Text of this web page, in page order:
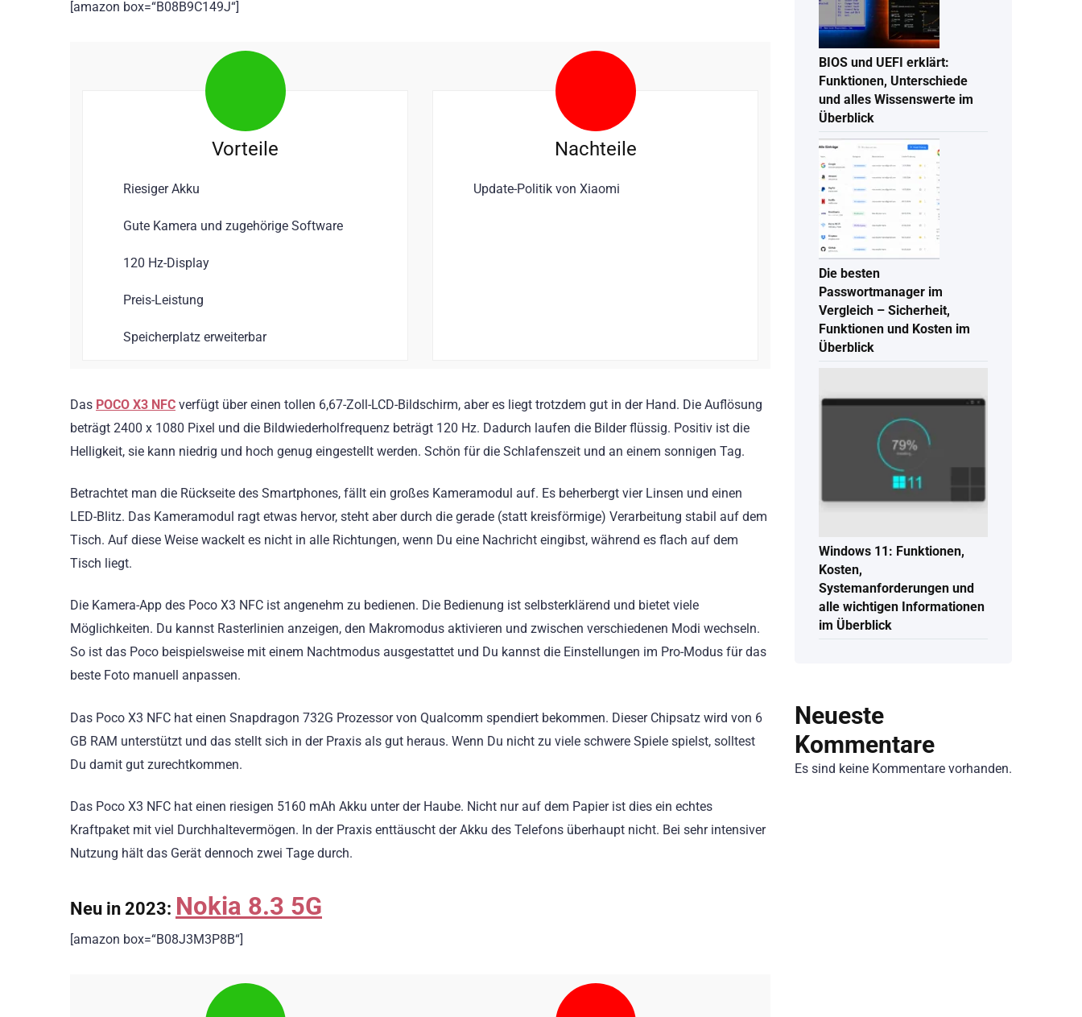
[amazon box=“B08B9C149J“]
Vorteile
Riesiger Akku
Gute Kamera und zugehörige Software
120 Hz-Display
Preis-Leistung
Speicherplatz erweiterbar
Nachteile
Update-Politik von Xiaomi
Das POCO X3 NFC verfügt über einen tollen 6,67-Zoll-LCD-Bildschirm, aber es liegt trotzdem gut in der Hand. Die Auflösung
beträgt 2400 x 1080 Pixel und die Bildwiederholfrequenz beträgt 120 Hz. Dadurch laufen die Bilder flüssig. Positiv ist die
Helligkeit, sie kann niedrig und hoch genug eingestellt werden. Schön für die Schlafenszeit und an einem sonnigen Tag.
Betrachtet man die Rückseite des Smartphones, fällt ein großes Kameramodul auf. Es beherbergt vier Linsen und einen
LED-Blitz. Das Kameramodul ragt etwas hervor, steht aber durch die gerade (statt kreisförmige) Verarbeitung stabil auf dem
Tisch. Auf diese Weise wackelt es nicht in alle Richtungen, wenn Du eine Nachricht eingibst, während es flach auf dem
Tisch liegt.
Die Kamera-App des Poco X3 NFC ist angenehm zu bedienen. Die Bedienung ist selbsterklärend und bietet viele
Möglichkeiten. Du kannst Rasterlinien anzeigen, den Makromodus aktivieren und zwischen verschiedenen Modi wechseln.
So ist das Poco beispielsweise mit einem Nachtmodus ausgestattet und Du kannst die Einstellungen im Pro-Modus für das
beste Foto manuell anpassen.
Das Poco X3 NFC hat einen Snapdragon 732G Prozessor von Qualcomm spendiert bekommen. Dieser Chipsatz wird von 6
GB RAM unterstützt und das stellt sich in der Praxis als gut heraus. Wenn Du nicht zu viele schwere Spiele spielst, solltest
Du damit gut zurechtkommen.
Das Poco X3 NFC hat einen riesigen 5160 mAh Akku unter der Haube. Nicht nur auf dem Papier ist dies ein echtes
Kraftpaket mit viel Durchhaltevermögen. In der Praxis enttäuscht der Akku des Telefons überhaupt nicht. Bei sehr intensiver
Nutzung hält das Gerät dennoch zwei Tage durch.
Neu in 2023: Nokia 8.3 5G
[amazon box=“B08J3M3P8B“]
BIOS und UEFI erklärt:
Funktionen, Unterschiede
und alles Wissenswerte im
Überblick
Die besten
Passwortmanager im
Vergleich – Sicherheit,
Funktionen und Kosten im
Überblick
Windows 11: Funktionen,
Kosten,
Systemanforderungen und
alle wichtigen Informationen
im Überblick
Neueste
Kommentare
Es sind keine Kommentare vorhanden.